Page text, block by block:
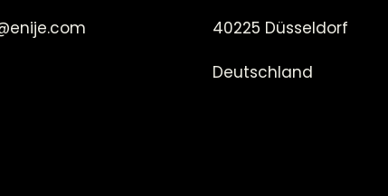
40225 Düsseldorf
Deutschland